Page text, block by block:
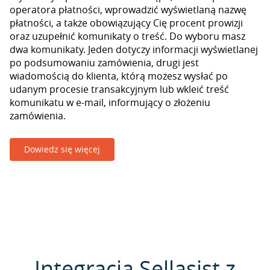
operatora płatności, wprowadzić wyświetlaną nazwę
płatności, a także obowiązujący Cię procent prowizji
oraz uzupełnić komunikaty o treść. Do wyboru masz
dwa komunikaty. Jeden dotyczy informacji wyświetlanej
po podsumowaniu zamówienia, drugi jest
wiadomością do klienta, którą możesz wysłać po
udanym procesie transakcyjnym lub wkleić treść
komunikatu w e-mail, informujący o złożeniu
zamówienia.
Dowiedz się więcej